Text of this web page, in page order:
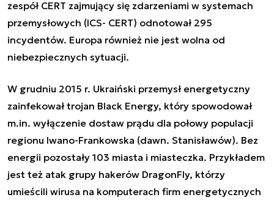
zespół CERT zajmujący się zdarzeniami w systemach
przemysłowych (ICS- CERT) odnotował 295
incydentów. Europa również nie jest wolna od
niebezpiecznych sytuacji.
W grudniu 2015 r. Ukraiński przemysł energetyczny
zainfekował trojan Black Energy, który spowodował
m.in. wyłączenie dostaw prądu dla połowy populacji
regionu Iwano-Frankowska (dawn. Stanisławów). Bez
energii pozostały 103 miasta i miasteczka. Przykładem
jest też atak grupy hakerów DragonFly, którzy
umieścili wirusa na komputerach firm energetycznych